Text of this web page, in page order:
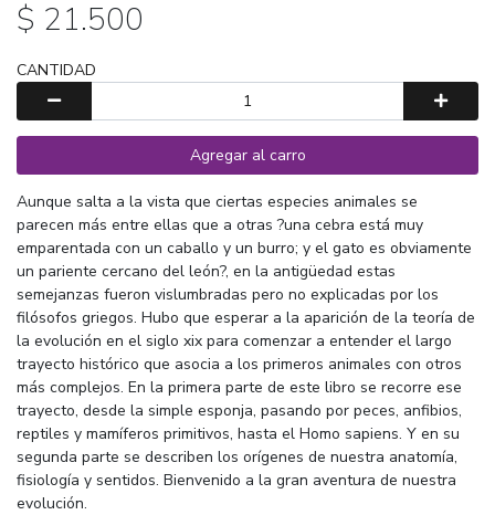
$ 21.500
CANTIDAD
Agregar al carro
Aunque salta a la vista que ciertas especies animales se
parecen más entre ellas que a otras ?una cebra está muy
emparentada con un caballo y un burro; y el gato es obviamente
un pariente cercano del león?, en la antigüedad estas
semejanzas fueron vislumbradas pero no explicadas por los
filósofos griegos. Hubo que esperar a la aparición de la teoría de
la evolución en el siglo xix para comenzar a entender el largo
trayecto histórico que asocia a los primeros animales con otros
más complejos. En la primera parte de este libro se recorre ese
trayecto, desde la simple esponja, pasando por peces, anfibios,
reptiles y mamíferos primitivos, hasta el Homo sapiens. Y en su
segunda parte se describen los orígenes de nuestra anatomía,
fisiología y sentidos. Bienvenido a la gran aventura de nuestra
evolución.